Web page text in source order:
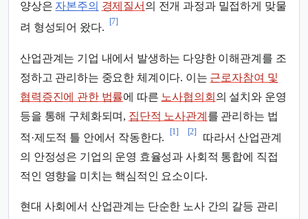
양상은 자본주의 경제질서 의 전개 과정과 밀접하게 맞물
려 형성되어 왔다.
[7]
산업관계는 기업 내에서 발생하는 다양한 이해관계를 조
정하고 관리하는 중요한 체계이다. 이는 근로자참여 및
협력증진에 관한 법률에 따른 노사협의회 의 설치와 운영
등을 통해 구체화되며, 집단적 노사관계 를 관리하는 법
적·제도적 틀 안에서 작동한다.
[1] [2]
따라서 산업관계
의 안정성은 기업의 운영 효율성과 사회적 통합에 직접
적인 영향을 미치는 핵심적인 요소이다.
현대 사회에서 산업관계는 단순한 노사 간의 갈등 관리